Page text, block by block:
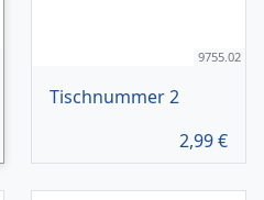
9755.02
Tischnummer 2
2,99€